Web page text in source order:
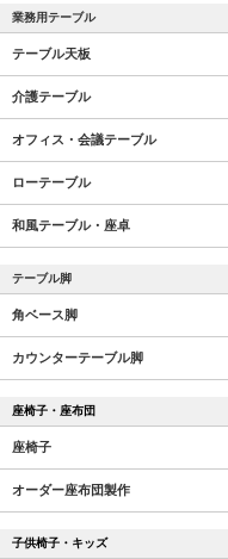
業務用テーブル
テーブル天板
介護テーブル
オフィス・会議テーブル
ローテーブル
和風テーブル・座卓
テーブル脚
角ベース脚
カウンターテーブル脚
座椅子・座布団
座椅子
オーダー座布団製作
子供椅子・キッズ